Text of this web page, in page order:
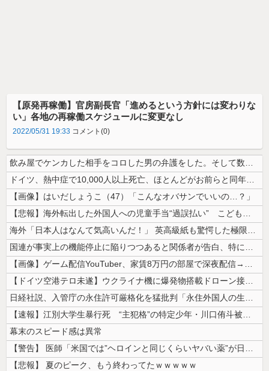
【原発再稼働】官房副長官「進めるという方針には変わりな
い」各地の再稼働スケジュールに変更なし
2022/05/31 19:33 コメント(0)
飲み屋でケンカした相手をコロした男の弁護をした。そして数年後、因果応報...
ドイツ、熱中症で10,000人以上死亡、ほとんどがお前らと同年代で若者...
【画像】はいだしょうこ（47）「こんなオバサンでいいの…？」
【悲報】海外転出した外国人への児童手当“過誤払い” こども家庭庁「不正...
海外「日本人はなんて気高いんだ！」 英高級紙も驚愕した極限の中の日本人...
国連が事実上の機能停止に陥りつつあると関係者が告白、特に役に立たないく...
【画像】ゲーム配信YouTuber、家賃8万円の部屋で深夜配信→管理会...
【ドイツ空港テロ未遂】ウクライナ機に爆発物搭載ドローン接近→空港職員が...
日経社説、入管庁の永住許可厳格化を猛批判「永住外国人の生活保護受給をな...
【速報】江別大学生暴行死 “主犯格”の特定少年・川口侑斗被告に「無期懲...
幕末のスピード感は異常
【警告】 医師「米国では”ヘロインと同じくらいヤバい薬”が日本では平気...
【悲報】 夏のピーク、もう終わってたｗｗｗｗｗ